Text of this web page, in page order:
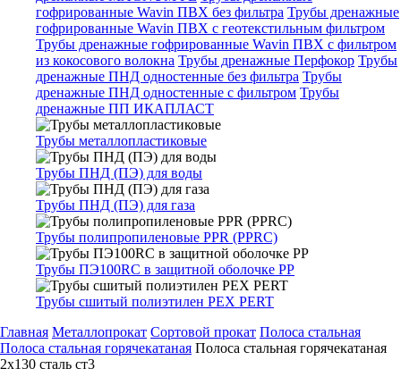
гофрированные Wavin ПВХ без фильтра Трубы дренажные
гофрированные Wavin ПВХ с геотекстильным фильтром
Трубы дренажные гофрированные Wavin ПВХ с фильтром
из кокосового волокна Трубы дренажные Перфокор Трубы
дренажные ПНД одностенные без фильтра Трубы
дренажные ПНД одностенные с фильтром Трубы
дренажные ПП ИКАПЛАСТ
Трубы металлопластиковые
Трубы ПНД (ПЭ) для воды
Трубы ПНД (ПЭ) для газа
Трубы полипропиленовые PPR (PPRC)
Трубы ПЭ100RC в защитной оболочке PP
Трубы сшитый полиэтилен PEX PERT
Главная Металлопрокат Сортовой прокат Полоса стальная
Полоса стальная горячекатаная Полоса стальная горячекатаная
2х130 сталь ст3